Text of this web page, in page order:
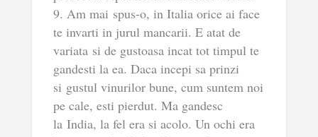
9. Am mai spus-o, in Italia orice ai face
te invarti in jurul mancarii. E atat de
variata si de gustoasa incat tot timpul te
gandesti la ea. Daca incepi sa prinzi
si gustul vinurilor bune, cum suntem noi
pe cale, esti pierdut. Ma gandesc
la India, la fel era si acolo. Un ochi era